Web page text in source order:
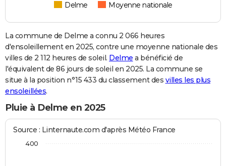
Delme Moyenne nationale
La commune de Delme a connu 2 066 heures
d'ensoleillement en 2025, contre une moyenne nationale des
villes de 2 112 heures de soleil. Delme a bénéficié de
l'équivalent de 86 jours de soleil en 2025. La commune se
situe à la position n°15 433 du classement des villes les plus
ensoleillées.
Pluie à Delme en 2025
Source : Linternaute.com d'après Météo France
400